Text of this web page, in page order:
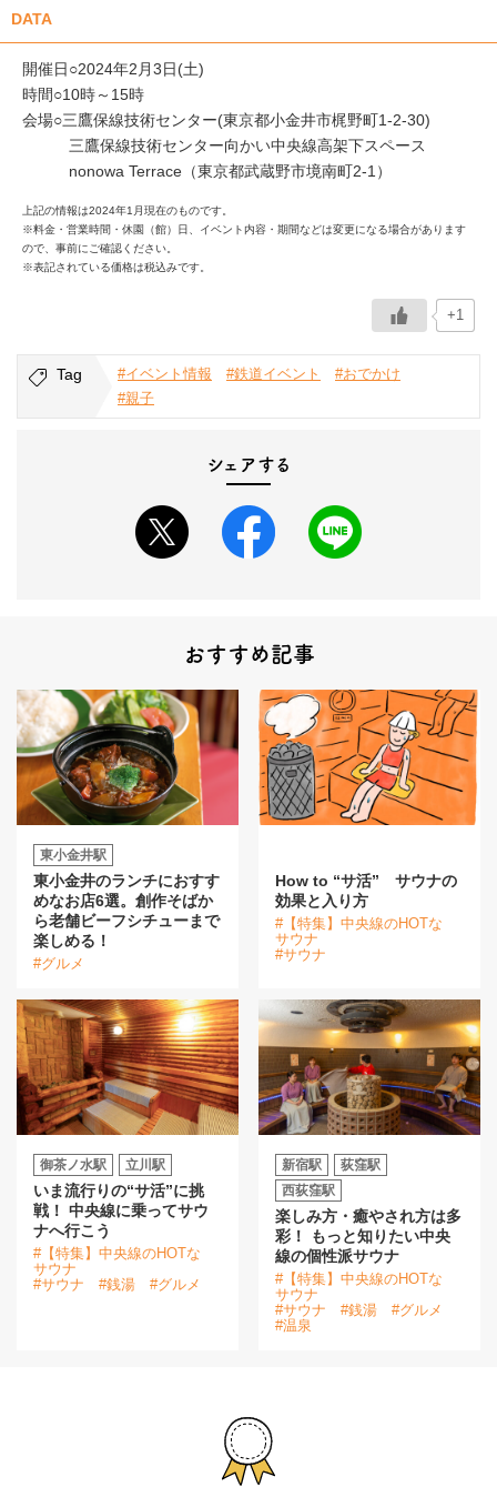
DATA
開催日○2024年2月3日(土)
時間○10時～15時
会場○三鷹保線技術センター(東京都小金井市梶野町1-2-30)
三鷹保線技術センター向かい中央線高架下スペース
nonowa Terrace（東京都武蔵野市境南町2-1）
上記の情報は2024年1月現在のものです。
※料金・営業時間・休園（館）日、イベント内容・期間などは変更になる場合があります
ので、事前にご確認ください。
※表記されている価格は税込みです。
+1
Tag #イベント情報 #鉄道イベント
#おでかけ
#親子
シェアする
おすすめ記事
東小金井駅
東小金井のランチにおすす
めなお店6選。創作そばか
ら老舗ビーフシチューまで
楽しめる！
#グルメ
How to “サ活” サウナの
効果と入り方
#【特集】中央線のHOTな
サウナ
#サウナ
御茶ノ水駅 立川駅
いま流行りの“サ活”に挑
戦！ 中央線に乗ってサウ
ナへ行こう
#【特集】中央線のHOTな
サウナ
#サウナ
#銭湯 #グルメ
新宿駅
荻窪駅
西荻窪駅
楽しみ方・癒やされ方は多
彩！ もっと知りたい中央
線の個性派サウナ
#【特集】中央線のHOTな
サウナ
#サウナ
#銭湯
#グルメ
#温泉